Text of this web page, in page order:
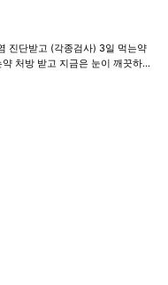
처방 받고 지금은 눈이 깨끗하고
검